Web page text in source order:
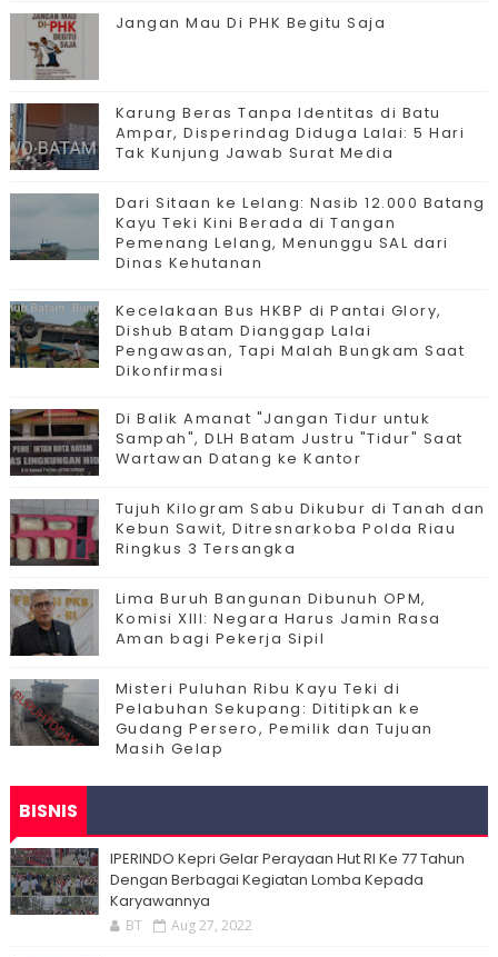
Jangan Mau Di PHK Begitu Saja
Karung Beras Tanpa Identitas di Batu
Ampar, Disperindag Diduga Lalai: 5 Hari
Tak Kunjung Jawab Surat Media
Dari Sitaan ke Lelang: Nasib 12.000 Batang
Kayu Teki Kini Berada di Tangan
Pemenang Lelang, Menunggu SAL dari
Dinas Kehutanan
Kecelakaan Bus HKBP di Pantai Glory,
Dishub Batam Dianggap Lalai
Pengawasan, Tapi Malah Bungkam Saat
Dikonfirmasi
Di Balik Amanat "Jangan Tidur untuk
Sampah", DLH Batam Justru "Tidur" Saat
Wartawan Datang ke Kantor
Tujuh Kilogram Sabu Dikubur di Tanah dan
Kebun Sawit, Ditresnarkoba Polda Riau
Ringkus 3 Tersangka
Lima Buruh Bangunan Dibunuh OPM,
Komisi XIII: Negara Harus Jamin Rasa
Aman bagi Pekerja Sipil
Misteri Puluhan Ribu Kayu Teki di
Pelabuhan Sekupang: Dititipkan ke
Gudang Persero, Pemilik dan Tujuan
Masih Gelap
BISNIS
IPERINDO Kepri Gelar Perayaan Hut RI Ke 77 Tahun
Dengan Berbagai Kegiatan Lomba Kepada
Karyawannya
BT Aug 27, 2022